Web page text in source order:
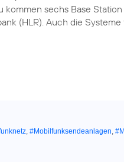
kommen sechs Base
(HLR). Auch die
, #Mobilfunksendeanlagen,